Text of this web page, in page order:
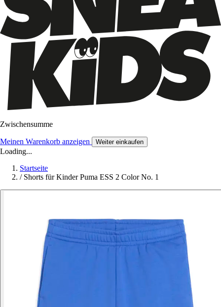
Zwischensumme
Meinen Warenkorb anzeigen Weiter einkaufen
Loading...
Startseite
/ Shorts für Kinder Puma ESS 2 Color No. 1